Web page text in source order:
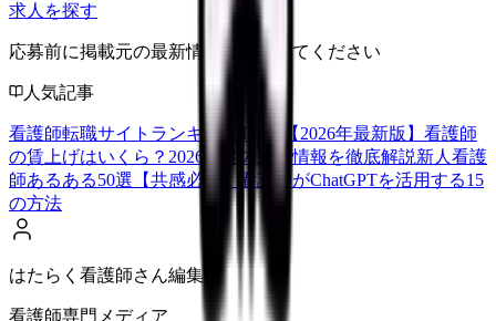
求人を探す
応募前に掲載元の最新情報を確認してください
人気記事
看護師転職サイトランキングTOP5【2026年最新版】 看護師
の賃上げはいくら？2026年度の最新情報を徹底解説新人看護
師あるある50選【共感必至】 看護師がChatGPTを活用する15
の方法
はたらく看護師さん編集部
看護師専門メディア